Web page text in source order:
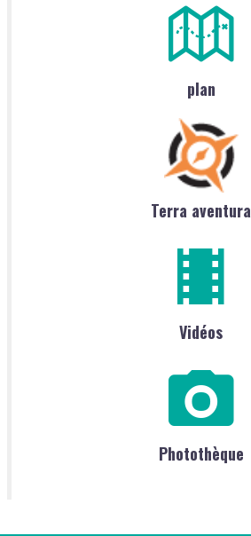
plan
Terra aventura
Vidéos
Photothèque